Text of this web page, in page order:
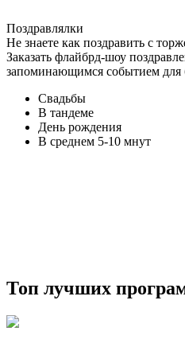
Поздравлялки
Не знаете как поздравить с
Заказать флайбрд-шоу
запоминающимся событием для
Свадьбы
В тандеме
День рождения
В среднем 5-10 мнут
Топ лучших